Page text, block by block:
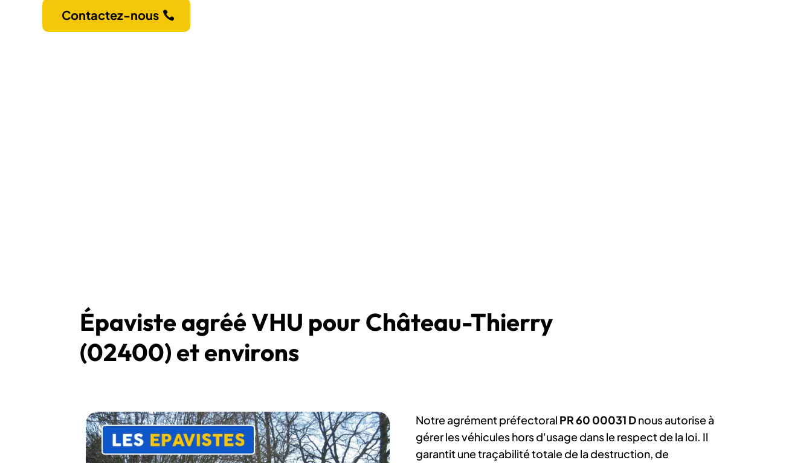
Contactez-nous
Épaviste agréé VHU pour Château-Thierry
(02400) et environs
Notre agrément préfectoral PR 60 00031 Dnous autorise à
gérer les véhicules hors d'usage dans le respect de la loi. Il
garantit une traçabilité totale de la destruction, de